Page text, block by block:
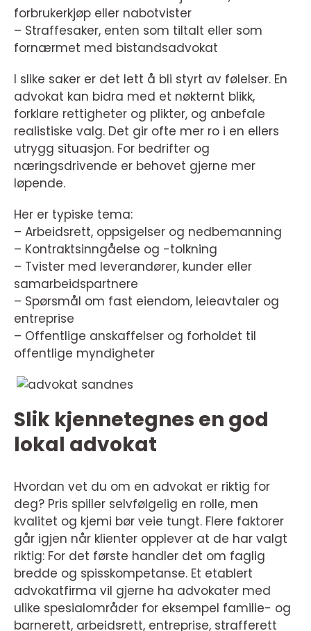
forbrukerkjøp eller nabotvister
– Straffesaker, enten som tiltalt eller som
fornærmet med bistandsadvokat
I slike saker er det lett å bli styrt av følelser. En
advokat kan bidra med et nøkternt blikk,
forklare rettigheter og plikter, og anbefale
realistiske valg. Det gir ofte mer ro i en ellers
utrygg situasjon. For bedrifter og
næringsdrivende er behovet gjerne mer
løpende.
Her er typiske tema:
– Arbeidsrett, oppsigelser og nedbemanning
– Kontraktsinngåelse og -tolkning
– Tvister med leverandører, kunder eller
samarbeidspartnere
– Spørsmål om fast eiendom, leieavtaler og
entreprise
– Offentlige anskaffelser og forholdet til
offentlige myndigheter
Slik kjennetegnes en god
lokal advokat
Hvordan vet du om en advokat er riktig for
deg? Pris spiller selvfølgelig en rolle, men
kvalitet og kjemi bør veie tungt. Flere faktorer
går igjen når klienter opplever at de har valgt
riktig: For det første handler det om faglig
bredde og spisskompetanse. Et etablert
advokatfirma vil gjerne ha advokater med
ulike spesialområder for eksempel familie- og
barnerett, arbeidsrett, entreprise, strafferett